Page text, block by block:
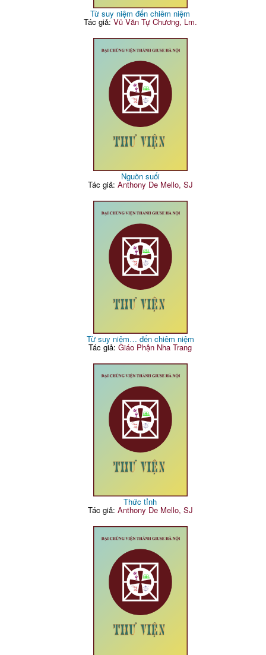
Từ suy niệm đến chiêm niệm
Tác giả:Vũ Văn Tự Chương, Lm.
Nguồn suối
Tác giả: Anthony De Mello, SJ
Từ suy niệm… đến chiêm niệm
Tác giả:Giáo Phận Nha Trang
Thức tỉnh
Tác giả: Anthony De Mello, SJ